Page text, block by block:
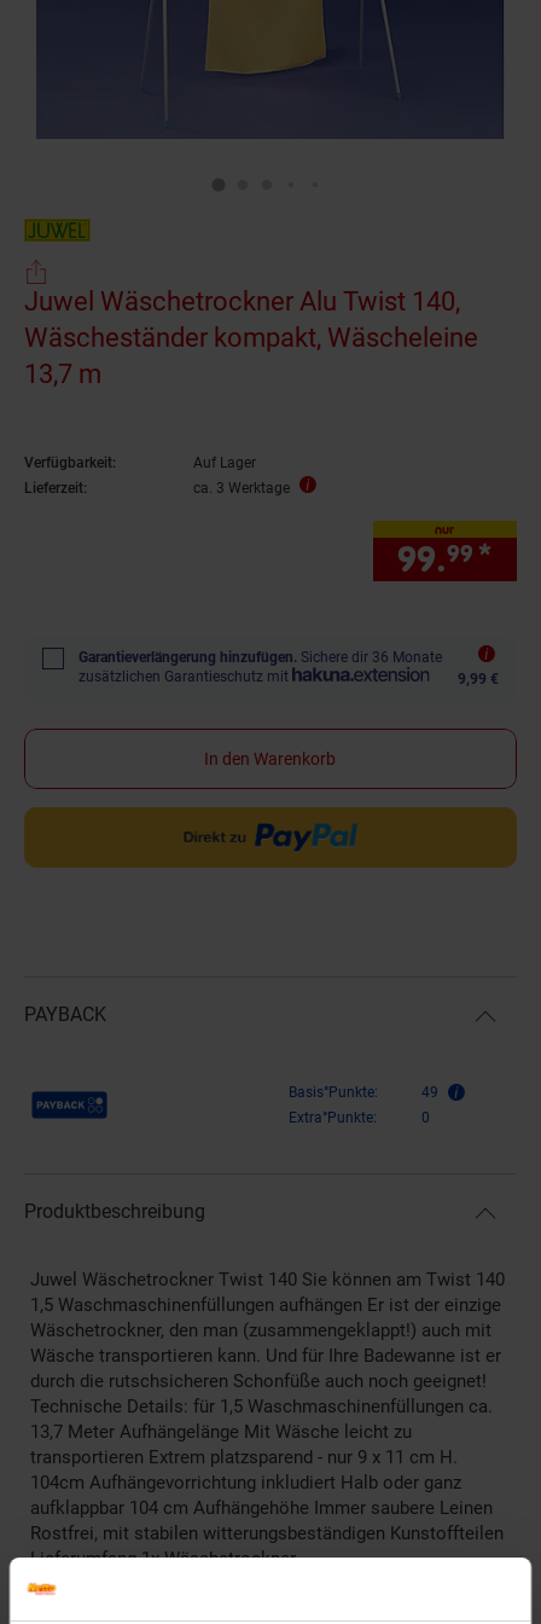
Juwel Wäschetrockner Alu Twist 140,
Wäscheständer kompakt, Wäscheleine
13,7 m
Verfügbarkeit:
Auf Lager
Lieferzeit:
ca. 3 Werktage
nur
99.99 *
Garantieverlängerung hinzufügen. Sichere dir 36 Monate
zusätzlichen Garantieschutz mit
9,99 €
In den Warenkorb
PAYBACK
Payback Punkte Basis°Punkte:
49
Extra°Punkte:
0
Produktbeschreibung
Juwel Wäschetrockner Twist 140 Sie können am Twist 140
1,5 Waschmaschinenfüllungen aufhängen Er ist der einzige
Wäschetrockner, den man (zusammengeklappt!) auch mit
Wäsche transportieren kann. Und für Ihre Badewanne ist er
durch die rutschsicheren Schonfüße auch noch geeignet!
Technische Details: für 1,5 Waschmaschinenfüllungen ca.
13,7 Meter Aufhängelänge Mit Wäsche leicht zu
transportieren Extrem platzsparend - nur 9 x 11 cm H.
104cm Aufhängevorrichtung inkludiert Halb oder ganz
aufklappbar 104 cm Aufhängehöhe Immer saubere Leinen
Rostfrei, mit stabilen witterungsbeständigen Kunstoffteilen
Lieferumfang 1x Wäschetrockner